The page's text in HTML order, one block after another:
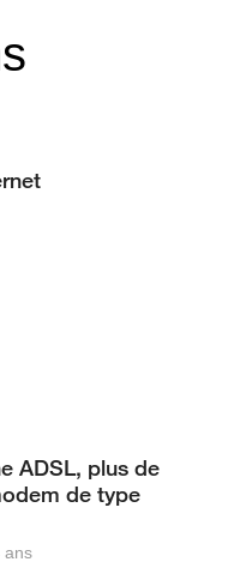
ADSL, plus de
de type
ans